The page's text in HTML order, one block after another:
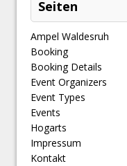
Seiten
Ampel Waldesruh
Booking
Booking Details
Event Organizers
Event Types
Events
Hogarts
Impressum
Kontakt